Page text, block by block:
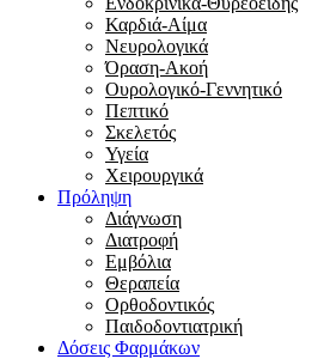
Καρδιά-Αίμα
Νευρολογικά
Όραση-Ακοή
Ουρολογικό-Γεννητικό
Πεπτικό
Σκελετός
Υγεία
Χειρουργικά
Πρόληψη
Διάγνωση
Διατροφή
Εμβόλια
Θεραπεία
Ορθοδοντικός
Παιδοδοντιατρική
Δόσεις Φαρμάκων